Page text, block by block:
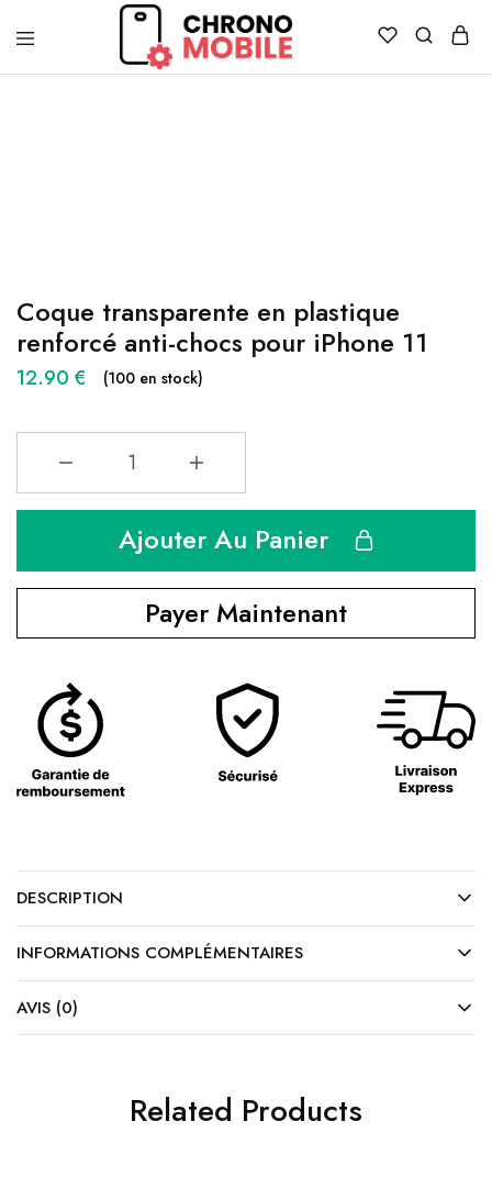
Chronomobile
Achat,
Coque transparente en plastique
renforcé anti-chocs pour iPhone 11
12.90 € (100 en stock)
Ajouter Au Panier
Payer Maintenant
DESCRIPTION
INFORMATIONS COMPLÉMENTAIRES
AVIS (0)
Related Products